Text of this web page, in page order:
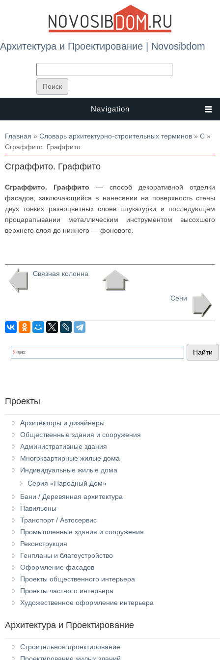
Архитектура и Проектирование | Novosibdom
Navigation
Вы здесь
Главная » Словарь архитектурно-строительных терминов » С »
Сграффито. Граффито
Сграффито. Граффито
Сграффито. Граффито — способ декоративной отделки
фасадов, заключающийся в нанесении на поверхность стены
двух тонких разноцветных слоев штукатурки и последующем
процарапывании металлическим инструментом высохшего
верхнего слоя до нижнего — фонового.
Связная колонна
Сени
Проекты
Архитекторы и дизайнеры
Общественные здания и сооружения
Административные здания
Многоквартирные жилые дома
Индивидуальные жилые дома
Серия «Народный Дом»
Бани / Деревянная архитектура
Павильоны
Транспорт / Автосервис
Промышленные здания и сооружения
Реконструкция
Генпланы и благоустройство
Оформление фасадов
Проекты общественного интерьера
Проекты частного интерьера
Художественное оформление интерьера
Архитектура и Проектирование
Строительное проектирование